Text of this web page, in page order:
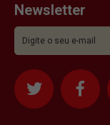
Newsletter